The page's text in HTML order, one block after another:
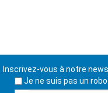
Inscrivez-vous à notre
Je ne suis pas un